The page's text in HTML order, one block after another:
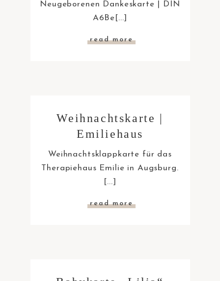
Neugeborenen Dankeskarte | DIN
A6Be[...]
read more
Weihnachtskarte |
Emiliehaus
Weihnachtsklappkarte für das
Therapiehaus Emilie in Augsburg.
[...]
read more